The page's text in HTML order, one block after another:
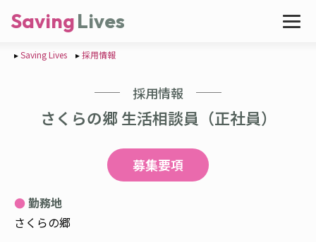
SavingLives
Saving Lives 採用情報
採用情報
さくらの郷 生活相談員（正社員）
募集要項
勤務地
さくらの郷